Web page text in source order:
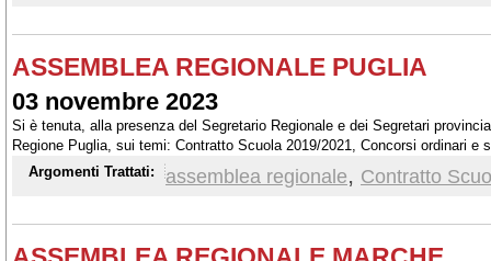
ASSEMBLEA REGIONALE PUGLIA
03 novembre 2023
Si è tenuta, alla presenza del Segretario Regionale e dei Segretari
Regione Puglia, sui temi: Contratto Scuola 2019/2021, Concorsi ordinari e
quale ha partecipato il Segretario Generale, Elvira Serafini.
Argomenti Trattati: assemblea regionale, Contratto